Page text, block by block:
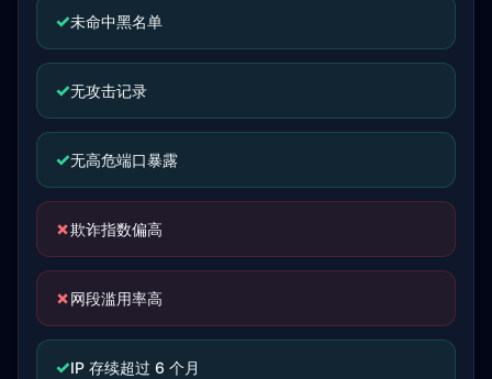
✓未命中黑名单
✓无攻击记录
✓无高危端口暴露
✗欺诈指数偏高
✗网段滥用率高
✓IP 存续超过 6 个月